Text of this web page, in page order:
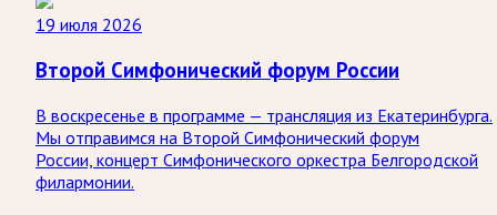
19 июля 2026
Второй Симфонический форум России
В воскресенье в программе — трансляция из Екатеринбурга.
Мы отправимся на Второй Симфонический форум
России, концерт Симфонического оркестра Белгородской
филармонии.